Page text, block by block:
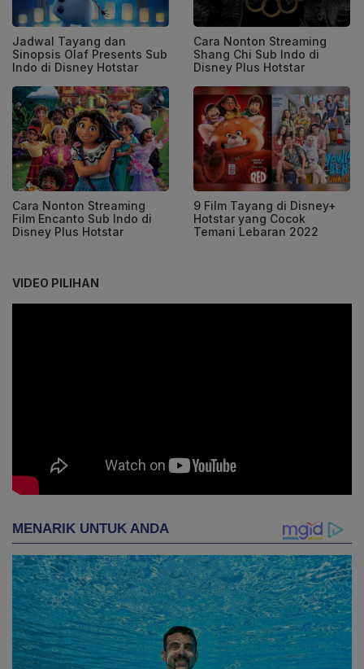
Jadwal Tayang dan
Sinopsis Olaf Presents Sub
Indo di Disney Hotstar
Cara Nonton Streaming
Shang Chi Sub Indo di
Disney Plus Hotstar
Cara Nonton Streaming
Film Encanto Sub Indo di
Disney Plus Hotstar
9 Film Tayang di Disney+
Hotstar yang Cocok
Temani Lebaran 2022
VIDEO PILIHAN